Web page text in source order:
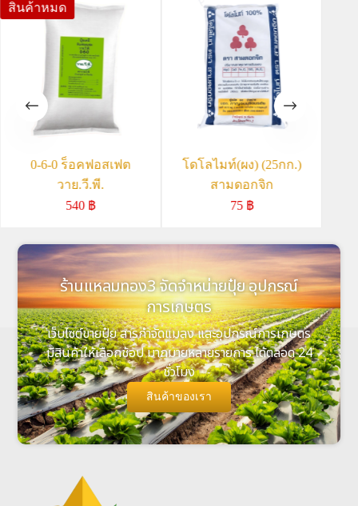
สินค้าหมด
0-6-0 ร็อคฟอสเฟต
วาย.วี.พี.
540 ฿
โดโลไมท์(ผง) (25กก.)
สามดอกจิก
75 ฿
ร้านแหลมทอง3 จัดจำหน่ายปุ๋ย อุปกรณ์
การเกษตร
เว็บไซต์ขายปุ๋ย สารกำจัดแมลง และอุปกรณ์การเกษตร
มีสินค้าให้เลือกช้อป มากมายหลายรายการ ได้ตลอด 24
ชั่วโมง
สินค้าของเรา